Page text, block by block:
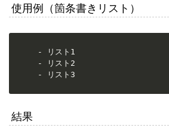
使用例（箇条書きリスト）
- リスト1
- リスト2
- リスト3
結果